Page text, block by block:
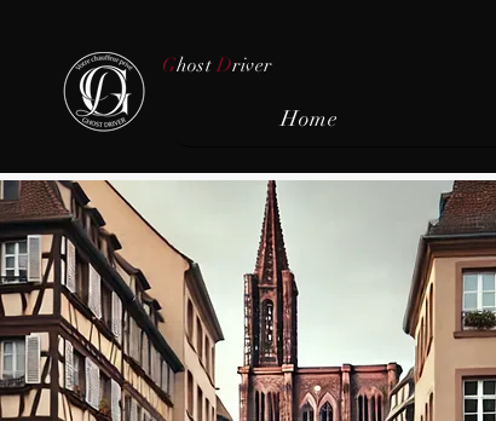
Ghost Driver
Home